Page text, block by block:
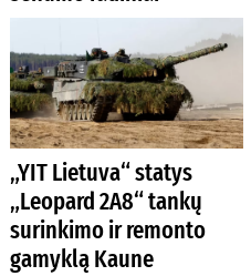
„YIT Lietuva“ statys
„Leopard 2A8“ tankų
surinkimo ir remonto
gamyklą Kaune